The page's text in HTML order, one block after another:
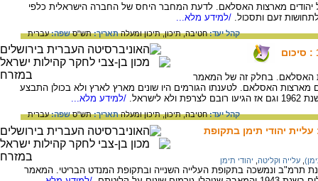
יהודים מארצות האסלאם. לדעת המחבר היחס של החברה הישראלית כלפי
זעם ותסכול. /למידע מלא...
קהל יעד:חטיבה,תיכון,תיכון ומעלהתאריך:תש"סשפה:עברית
האסלאם. בחלק זה של המאמר
האסלאם. לטענתו הגורמים היו שונים מארץ לארץ ולא בכולן התבצע
/למידע מלא...
קהל יעד:חטיבה,תיכון,תיכון ומעלהתאריך:תש"סשפה:עברית
יהודי תימן בתקופת
עלייה וקליטה יהודי תימן
תרמ"ב ונמשכה בתקופת העלייה השנייה ובתקופת המנדט הבריטי. המאמר